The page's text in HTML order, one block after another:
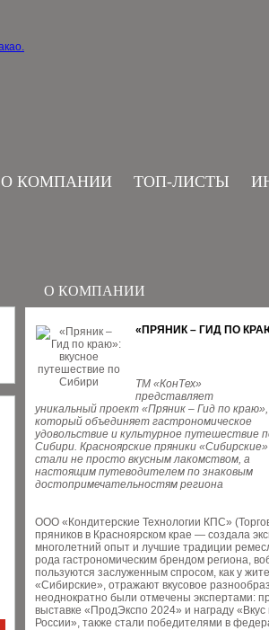
О КОМПАНИИ ТОП-ЛИСТЫ
О КОМПАНИИ
«ПРЯНИК – ГИД ПО
ТМ «КонТех»
представляет
уникальный проект «Пряник – Гид по краю»,
который объединяет гастрономическое
удовольствие и культурное путешествие
Сибири. Красноярские пряники «Сибирские»
стали не просто вкусным лакомством, а
настоящим путеводителем по знаковым
достопримечательностям региона
ООО «Кондитерские Технологии КПС»
пряников в Красноярском крае — создала
многолетний опыт и лучшие традиции
рода гастрономическим брендом региона,
пользуются заслуженным спросом, как у
«Сибирские», отражают вкусовое
неоднократно были отмечены экспертами:
выставке «ПродЭкспо 2024» и награду
России», также стали победителями в